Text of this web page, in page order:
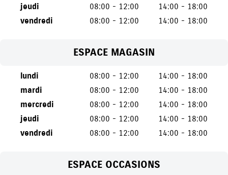
jeudi
08:00 - 12:00
14:00 - 18:00
vendredi
08:00 - 12:00 14:00 - 18:00
ESPACE MAGASIN
lundi 08:00 - 12:00
14:00 - 18:00
mardi
08:00 - 12:00
14:00 - 18:00
mercredi
08:00 - 12:00
14:00 - 18:00
jeudi
08:00 - 12:00
14:00 - 18:00
vendredi
08:00 - 12:00 14:00 - 18:00
ESPACE OCCASIONS